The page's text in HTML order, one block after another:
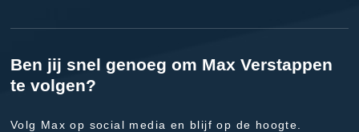
Ben jij snel genoeg om Max Verstappen
te volgen?
Volg Max op social media en blijf op de hoogte.